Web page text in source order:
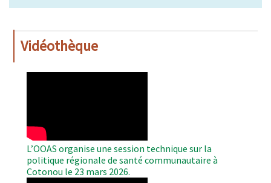
Vidéothèque
L’OOAS organise une session technique sur la
politique régionale de santé communautaire à
Cotonou le 23 mars 2026.